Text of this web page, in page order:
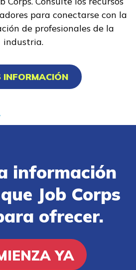
para conectarse con la
de profesionales de la
industria.
INFORMACIÓN
información
Job Corps
ofrecer.
YA